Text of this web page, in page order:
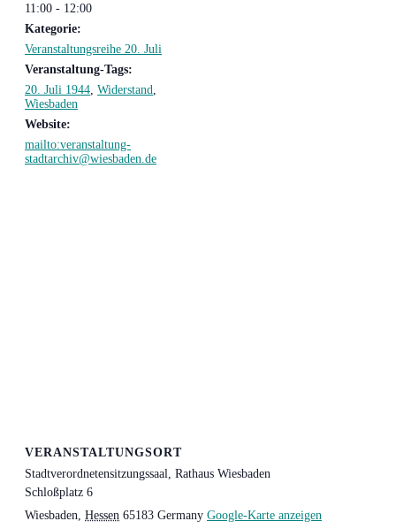
11:00 - 12:00
Kategorie:
Veranstaltungsreihe 20. Juli
Veranstaltung-Tags:
20. Juli 1944 Widerstand
Wiesbaden
Website:
mailto:veranstaltung-
stadtarchiv@wiesbaden.de
VERANSTALTUNGSORT
Stadt­ver­ord­ne­ten­sit­zungs­saal, Rat­haus Wiesbaden
Schloßplatz 6
Wiesbaden, Hessen 65183 Germany Google-Karte anzeigen